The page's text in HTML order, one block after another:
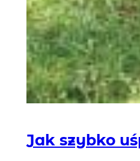
Jak szybko